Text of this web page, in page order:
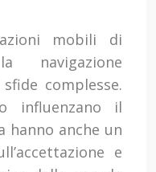
mobili di
navigazione
complesse.
influenzano il
hanno anche un
e